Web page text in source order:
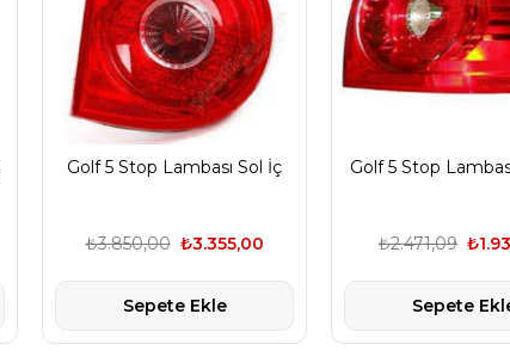
Golf 5 Stop Lambası Sol İç
₺3.355,00
₺3.850,00
Sepete Ekle
Golf 5 Stop
₺2.471,09
Sepete